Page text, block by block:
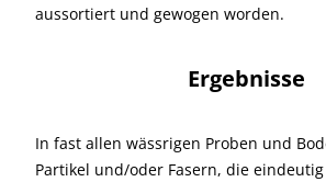
aussortiert und gewogen worden.
Ergebnisse
In fast allen wässrigen Proben und
Partikel und/oder Fasern, die